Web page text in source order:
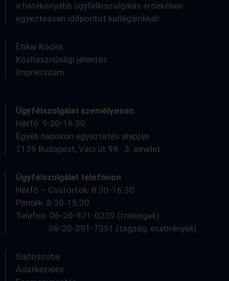
a hatékonyabb ügyfélkiszolgálás érdekében
egyeztessen időpontot kollégáinkkal!
Etikai Kódex
Közhasznúsági jelentés
Impresszum
Ügyfélszolgálat személyesen
Hétfő: 9:30-16:00
Egyéb napokon egyeztetés alapján
1139 Budapest, Váci út 99. 3. emelet
Ügyfélszolgálat telefonon
Hétfő – Csütörtök: 8:30-16:30
Péntek: 8:30-15:30
Telefon: 06-20-971-0239 (tréningek)
06-20-291-7351 (tagság, események)
Sajtószoba
Adatkezelés